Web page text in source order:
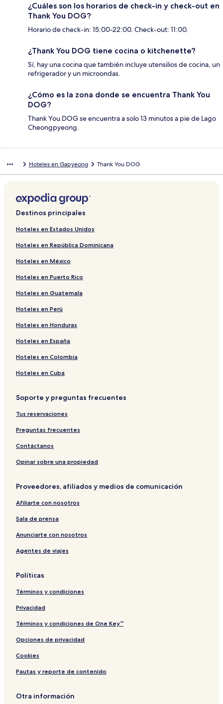
¿Cuáles son los horarios de check-in y check-out en
Thank You DOG?
Horario de check-in: 15:00-22:00. Check-out: 11:00.
¿Thank You DOG tiene cocina o kitchenette?
Sí, hay una cocina que también incluye utensilios de cocina, un
refrigerador y un microondas.
¿Cómo es la zona donde se encuentra Thank You
DOG?
Thank You DOG se encuentra a solo 13 minutos a pie de Lago
Cheongpyeong.
Hoteles en Gapyeong Thank You DOG
Destinos principales
Hoteles en Estados Unidos
Hoteles en República Dominicana
Hoteles en México
Hoteles en Puerto Rico
Hoteles en Guatemala
Hoteles en Perú
Hoteles en Honduras
Hoteles en España
Hoteles en Colombia
Hoteles en Cuba
Soporte y preguntas frecuentes
Tus reservaciones
Preguntas frecuentes
Contáctanos
Opinar sobre una propiedad
Proveedores, afiliados y medios de comunicación
Afiliarte con nosotros
Sala de prensa
Anunciarte con nosotros
Agentes de viajes
Políticas
Términos y condiciones
Privacidad
Términos y condiciones de One Key™
Opciones de privacidad
Cookies
Pautas y reporte de contenido
Otra información